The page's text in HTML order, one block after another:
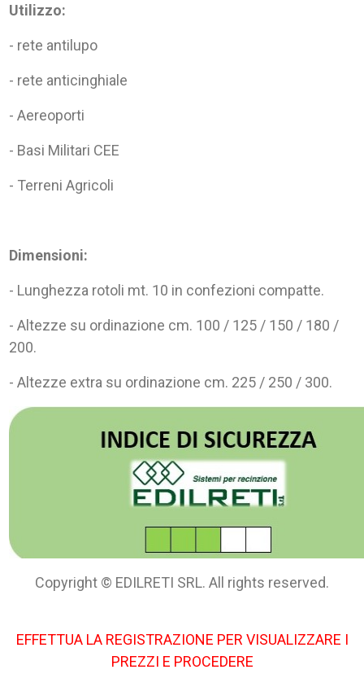
Utilizzo:
- rete antilupo
- rete anticinghiale
- Aereoporti
- Basi Militari CEE
- Terreni Agricoli
Dimensioni:
- Lunghezza rotoli mt. 10 in confezioni compatte.
- Altezze su ordinazione cm. 100 / 125 / 150 / 180 /
200.
- Altezze extra su ordinazione cm. 225 / 250 / 300.
Copyright © EDILRETI SRL. All rights reserved.
EFFETTUA LA REGISTRAZIONE PER VISUALIZZARE I
PREZZI E PROCEDERE